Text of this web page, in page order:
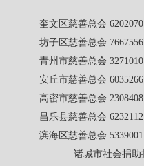
奎文区慈善总会
坊子区慈善总会
青州市慈善总会
安丘市慈善总会
高密市慈善总会
昌乐县慈善总会
滨海区慈善总会
诸城市社会捐助